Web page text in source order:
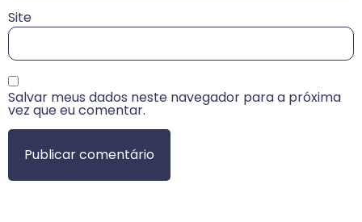
Site
Salvar meus dados neste navegador para a próxima
vez que eu comentar.